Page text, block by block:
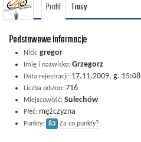
Użytkownicy
Dodaj
Profil Trasy
Podstawowe informacje
Nick: gregor
Imię i nazwisko: Grzegorz
Data rejestracji: 17.11.2009, g. 15:08
Liczba odsłon: 716
Miejscowość: Sulechów
Płeć: mężczyzna
Punkty: 83 Za co punkty?